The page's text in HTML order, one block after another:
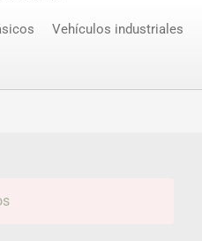
Vehículos industriales